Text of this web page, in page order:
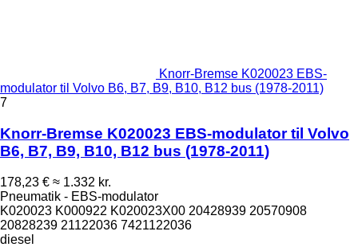
Knorr-Bremse K020023 EBS-
modulator til Volvo B6, B7, B9, B10, B12 bus (1978-2011)
7
Knorr-Bremse K020023 EBS-modulator til Volvo
B6, B7, B9, B10, B12 bus (1978-2011)
178,23 € ≈ 1.332 kr.
Pneumatik - EBS-modulator
K020023 K000922 K020023X00 20428939 20570908
20828239 21122036 7421122036
diesel